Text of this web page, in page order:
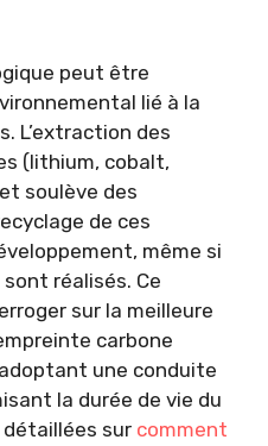
peut être
lié à la
L’extraction des
(lithium, cobalt,
soulève des
de ces
même si
réalisés. Ce
sur la meilleure
carbone
une conduite
la durée de vie du
sur comment